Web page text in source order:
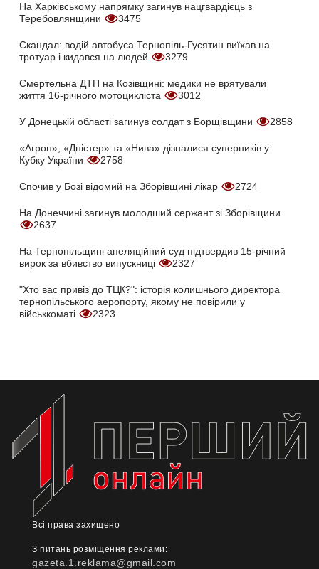
На Харківському напрямку загинув нацгвардієць з
Теребовлянщини
3475
Скандал: водій автобуса Тернопіль-Гусятин виїхав на
тротуар і кидався на людей
3279
Смертельна ДТП на Козівщині: медики не врятували
життя 16-річного мотоцикліста
3012
У Донецькій області загинув солдат з Борщівщини 2858
«Агрон», «Дністер» та «Нива» дізналися суперників у
Кубку України
2758
Спочив у Бозі відомий на Зборівщині лікар 2724
На Донеччині загинув молодший сержант зі Зборівщини
2637
На Тернопільщині апеляційний суд підтвердив 15-річний
вирок за вбивство випускниці
2327
"Хто вас привіз до ТЦК?": історія колишнього директора
тернопільського аеропорту, якому не повірили у
військкоматі
2323
Всі права захищено
З питань розміщення реклами:
gazeta.1.reklama@gmail.com